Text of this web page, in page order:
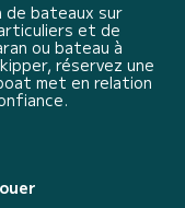
de bateaux sur
et de
ou bateau à
réservez une
met en relation